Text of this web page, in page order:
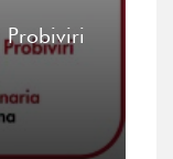
Probiviri